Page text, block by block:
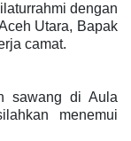
dengan
Utara, Bapak
camat.
sawang di Aula
menemui